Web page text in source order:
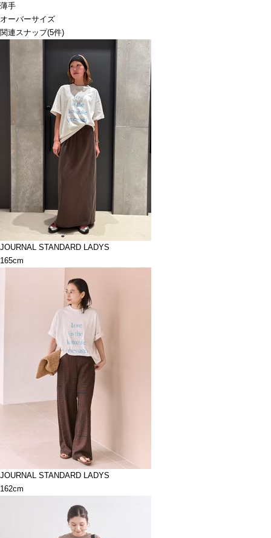
薄手
オーバーサイズ
関連スナップ(5件)
JOURNAL STANDARD LADYS
165cm
JOURNAL STANDARD LADYS
162cm